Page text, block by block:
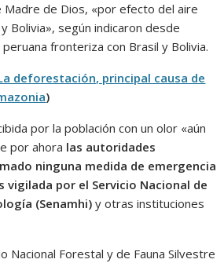
Madre de Dios, «por efecto del aire
Bolivia», según indicaron desde
fronteriza con Brasil y Bolivia.
deforestación, principal causa de
)
por la población con un olor «aún
por ahora las autoridades
ninguna medida de emergencia
vigilada por el Servicio Nacional de
(Senamhi) y otras instituciones
Nacional Forestal y de Fauna Silvestre